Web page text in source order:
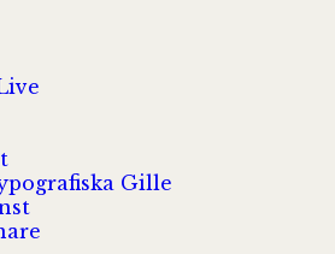
Gille